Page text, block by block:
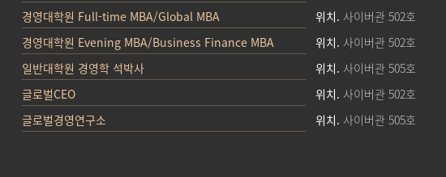
경영대학원 Full-time MBA/Global MBA
위치. 사이버관 502호
경영대학원 Evening MBA/Business Finance MBA
위치. 사이버관 502호
일반대학원 경영학 석박사
위치. 사이버관 505호
글로벌CEO
위치. 사이버관 502호
글로벌경영연구소
위치. 사이버관 505호